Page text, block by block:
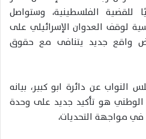
للقضية الفلسطينية، وستواصل
لوقف العدوان الإسرائيلي على
واقع جديد يتنافى مع حقوق
النواب عن دائرة ابو كبير، بيانه
الوطني هو تأكيد جديد على وحدة
في مواجهة التحديات،